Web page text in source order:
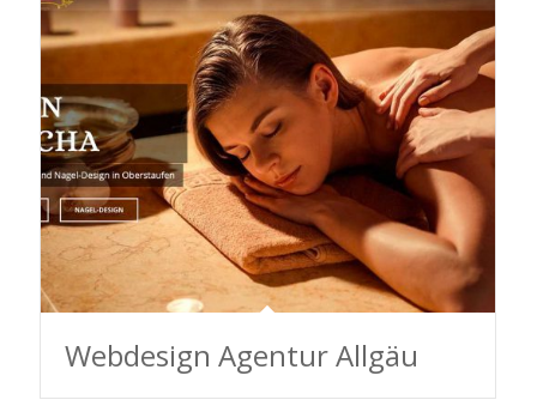
Webdesign Agentur Allgäu